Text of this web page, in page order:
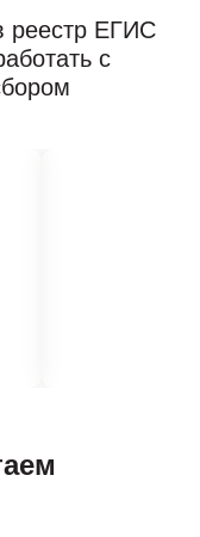
реестр ЕГИС
с